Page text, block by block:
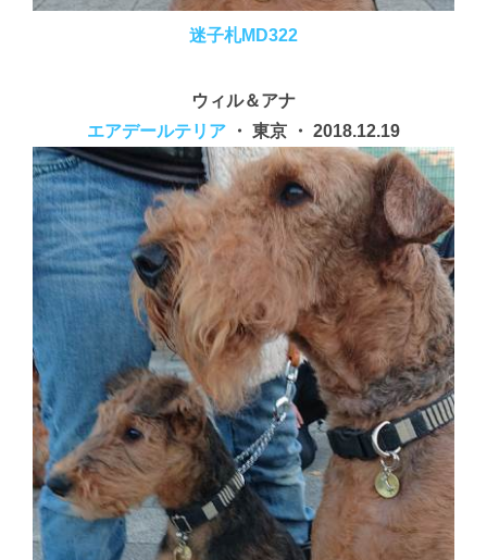
迷子札MD322
ウィル＆アナ
エアデールテリア ・ 東京 ・ 2018.12.19